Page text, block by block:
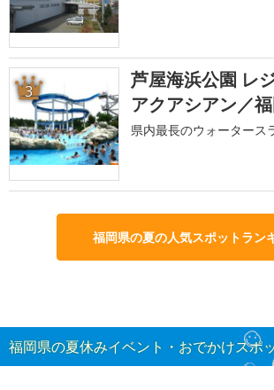
3
芦屋海浜公園 レ
アクアシアン／
県内最長のウォータース
福岡県の夏の人気スポットラン
福岡県の夏休みイベント・おでかけスポ